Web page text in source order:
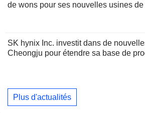
de wons pour ses nouvelles usines
SK hynix Inc. investit dans de
Cheongju pour étendre sa base de
Plus d'actualités